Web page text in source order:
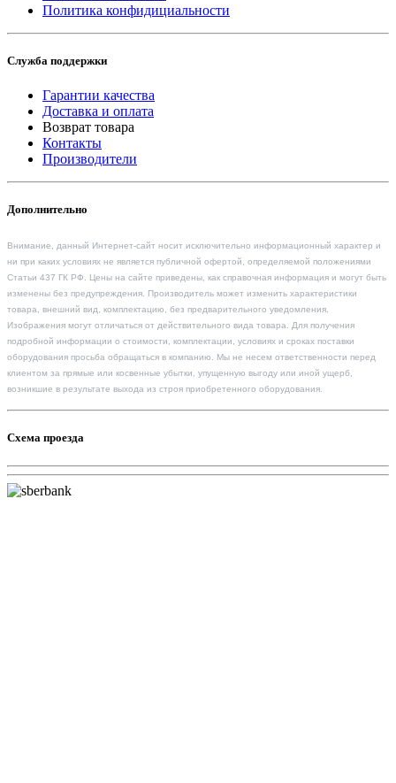
Политика конфидициальности
Служба поддержки
Гарантии качества
Доставка и оплата
Возврат товара
Контакты
Производители
Дополнительно
Внимание, данный Интернет-сайт носит исключительно информационный характер и
ни при каких условиях не является публичной офертой, определяемой положениями
Статьи 437 ГК РФ. Цены на сайте приведены, как справочная информация и могут быть
изменены без предупреждения. Производитель может изменить характеристики
товара, внешний вид, комплектацию, без предварительного уведомления.
Изображения могут отличаться от действительного вида товара. Для получения
подробной информации о стоимости, комплектации, условиях и сроках поставки
оборудования просьба обращаться в компанию. Мы не несем ответственности перед
клиентом за прямые или косвенные убытки, упущенную выгоду или иной ущерб,
возникшие в результате выхода из строя приобретенного оборудования.
Схема проезда